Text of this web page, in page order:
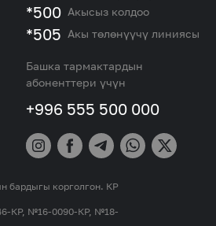
*500 Акысыз колдоо
*505 Акы төлөнүүчү линиясы
Башка тармактардын
абоненттери үчүн
+996 555 500 000
бардыгы корголгон. КР
КР, №16-0090-КР, №18-